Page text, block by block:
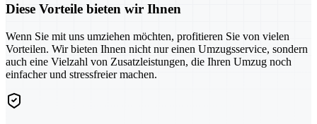
Diese Vorteile bieten wir Ihnen
Wenn Sie mit uns umziehen möchten, profitieren Sie von vielen
Vorteilen. Wir bieten Ihnen nicht nur einen Umzugsservice, sondern
auch eine Vielzahl von Zusatzleistungen, die Ihren Umzug noch
einfacher und stressfreier machen.